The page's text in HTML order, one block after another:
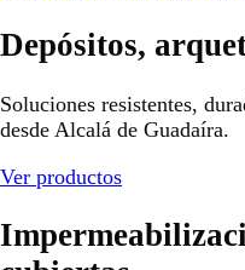
Depósitos,
Soluciones resistentes,
desde Alcalá de Guadaíra.
Ver productos